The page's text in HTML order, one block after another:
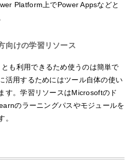
Platform上でPower Appsなどと
向けの学習リソース
も利用できるため使うのは簡単で
活用するためにはツール自体の使い
す。学習リソースはMicrosoftのド
のラーニングパスやモジュールを
。